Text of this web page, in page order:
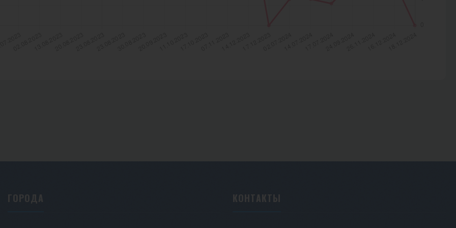
ГОРОДА КОНТАКТЫ